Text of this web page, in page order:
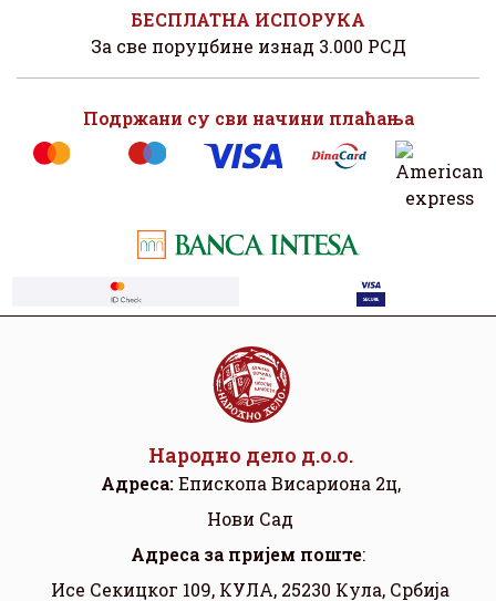
БЕСПЛАТНА ИСПОРУКА
За све поруџбине изнад 3.000 РСД
Подржани су сви начини плаћања
Народно дело д.о.о.
Адреса:Eпископа Висариона 2ц,
Нови Сад
Aдреса за пријем поште:
Исе Секицког 109, КУЛА, 25230 Кула, Србија